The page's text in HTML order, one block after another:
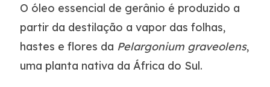
O óleo essencial de gerânio é produzido a
partir da destilação a vapor das folhas,
hastes e flores da Pelargonium graveolens,
uma planta nativa da África do Sul.